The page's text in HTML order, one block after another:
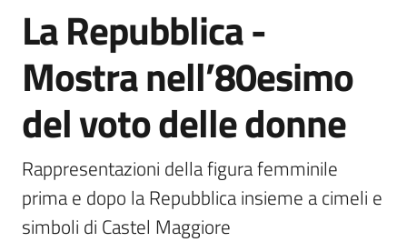
Amministrazione
Novità
Servizi
Vivere
Salta al contenuto
La Repubblica -
Mostra nell’80esimo
del voto delle donne
Rappresentazioni della figura femminile
prima e dopo la Repubblica insieme a cimeli e
simboli di Castel Maggiore